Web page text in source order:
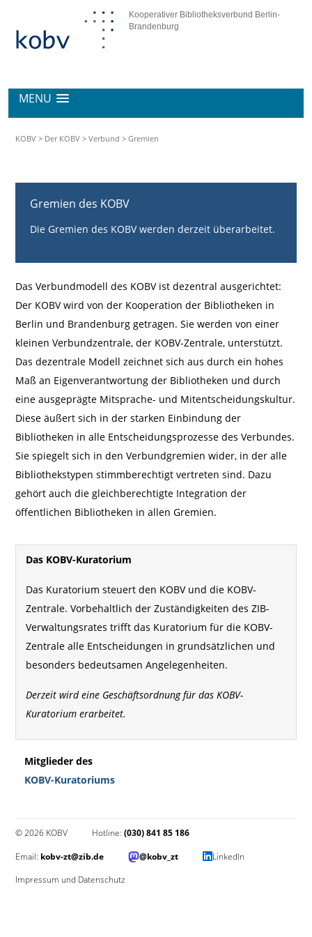
Kooperativer Bibliotheksverbund Berlin-
Brandenburg
MENU
KOBV > Der KOBV >Verbund >Gremien
Gremien des KOBV
Die Gremien des KOBV werden derzeit überarbeitet.
Das Verbundmodell des KOBV ist dezentral ausgerichtet:
Der KOBV wird von der Kooperation der Bibliotheken in
Berlin und Brandenburg getragen. Sie werden von einer
kleinen Verbundzentrale, der KOBV-Zentrale, unterstützt.
Das dezentrale Modell zeichnet sich aus durch ein hohes
Maß an Eigenverantwortung der Bibliotheken und durch
eine ausgeprägte Mitsprache- und Mitentscheidungskultur.
Diese äußert sich in der starken Einbindung der
Bibliotheken in alle Entscheidungsprozesse des Verbundes.
Sie spiegelt sich in den Verbundgremien wider, in der alle
Bibliothekstypen stimmberechtigt vertreten sind. Dazu
gehört auch die gleichberechtigte Integration der
öffentlichen Bibliotheken in allen Gremien.
Das KOBV-Kuratorium
Das Kuratorium steuert den KOBV und die KOBV-
Zentrale. Vorbehaltlich der Zuständigkeiten des ZIB-
Verwaltungsrates trifft das Kuratorium für die KOBV-
Zentrale alle Entscheidungen in grundsätzlichen und
besonders bedeutsamen Angelegenheiten.
Derzeit wird eine Geschäftsordnung für das KOBV-
Kuratorium erarbeitet.
Mitglieder des
KOBV-Kuratoriums
© 2026 KOBV Hotline:(030) 841 85 186
Email: kobv-zt@zib.de @kobv_zt
LinkedIn
Impressum und Datenschutz